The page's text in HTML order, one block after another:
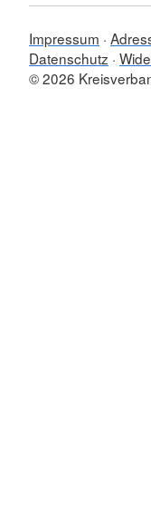
Impressum
Datenschutz
© 2026